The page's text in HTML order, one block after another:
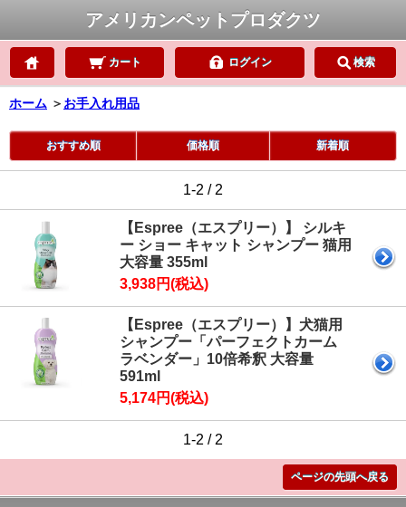
アメリカンペットプロダクツ
カート ログイン 検索
ホーム ＞ お手入れ用品
おすすめ順 価格順 新着順
1-2 / 2
【Espree（エスプリー）】 シルキ
ー ショー キャット シャンプー 猫用
大容量 355ml
3,938円(税込)
【Espree（エスプリー）】犬猫用
シャンプー「パーフェクトカーム
ラベンダー」10倍希釈 大容量
591ml
5,174円(税込)
1-2 / 2
ページの先頭へ戻る